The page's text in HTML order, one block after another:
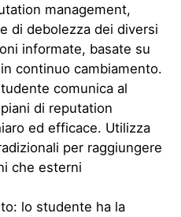
management,
di debolezza dei diversi
informate, basate su
continuo cambiamento.
comunica al
di reputation
ed efficace. Utilizza
per raggiungere
che esterni
lo studente ha la